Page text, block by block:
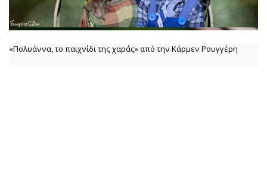
«Πολυάννα, το παιχνίδι της χαράς» από την Κάρμεν Ρουγγέρη